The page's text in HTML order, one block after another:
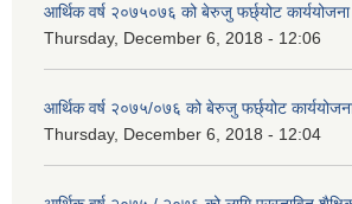
आर्थिक वर्ष २०७५०७६ को बेरुजु फर्छ्योट कार्ययोजना
Thursday, December 6, 2018 - 12:06
आर्थिक वर्ष २०७५/०७६ को बेरुजु फर्छ्योट
Thursday, December 6, 2018 - 12:04